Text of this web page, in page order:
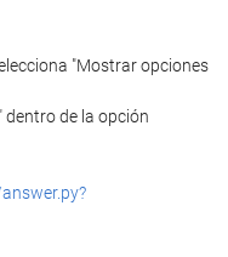
"Mostrar opciones
dentro de la opción